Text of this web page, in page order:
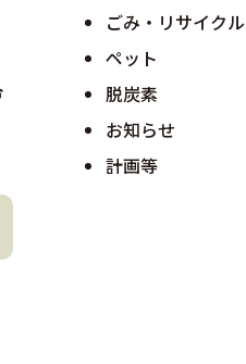
ごみ・リサイクル
ペット
脱炭素
お知らせ
計画等